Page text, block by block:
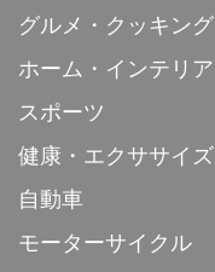
グルメ・クッキング
ホーム・インテリア
スポーツ
健康・エクササイズ
自動車
モーターサイクル